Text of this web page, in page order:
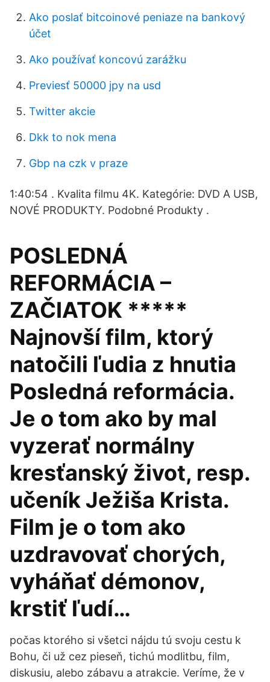
Ako poslať bitcoinové peniaze na bankový
účet
Ako používať koncovú zarážku
Previesť 50000 jpy na usd
Twitter akcie
Dkk to nok mena
Gbp na czk v praze
1:40:54 . Kvalita filmu 4K. Kategórie: DVD A USB,
NOVÉ PRODUKTY. Podobné Produkty .
POSLEDNÁ
REFORMÁCIA –
ZAČIATOK *****
Najnovší film, ktorý
natočili ľudia z hnutia
Posledná reformácia.
Je o tom ako by mal
vyzerať normálny
kresťanský život, resp.
učeník Ježiša Krista.
Film je o tom ako
uzdravovať chorých,
vyháňať démonov,
krstiť ľudí…
počas ktorého si všetci nájdu tú svoju cestu k
Bohu, či už cez pieseň, tichú modlitbu, film,
diskusiu, alebo zábavu a atrakcie. Veríme, že v